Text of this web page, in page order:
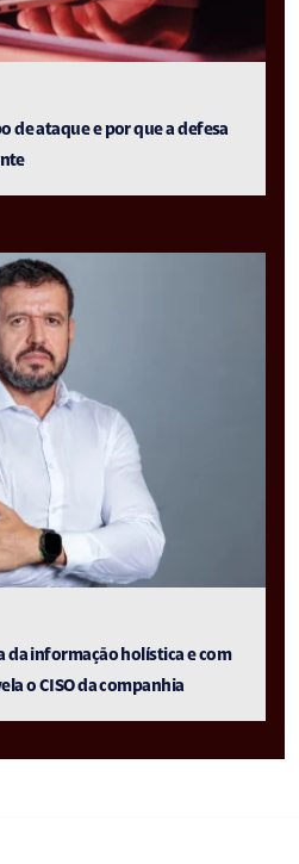
de ataque e por que a defesa
da informação holística e com
o CISO da companhia